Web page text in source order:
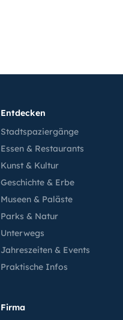
Entdecken
Stadtspaziergänge
Essen & Restaurants
Kunst & Kultur
Geschichte & Erbe
Museen & Paläste
Parks & Natur
Unterwegs
Jahreszeiten & Events
Praktische Infos
Firma